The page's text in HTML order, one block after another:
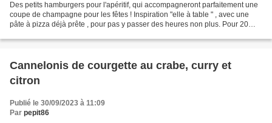
Des petits hamburgers pour l'apéritif, qui accompagneront parfaitement une
coupe de champagne pour les fêtes ! Inspiration "elle à table " , avec une
pâte à pizza déjà prête , pour pas y passer des heures non plus. Pour 20
Cannelonis de courgette au crabe, curry et
citron
Publié le 30/09/2023 à 11:09
Par pepit86